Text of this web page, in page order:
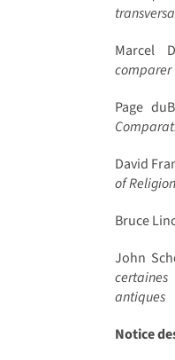
Marcel
comparer
Page
David
of
Bruce
John
antiques
Notice